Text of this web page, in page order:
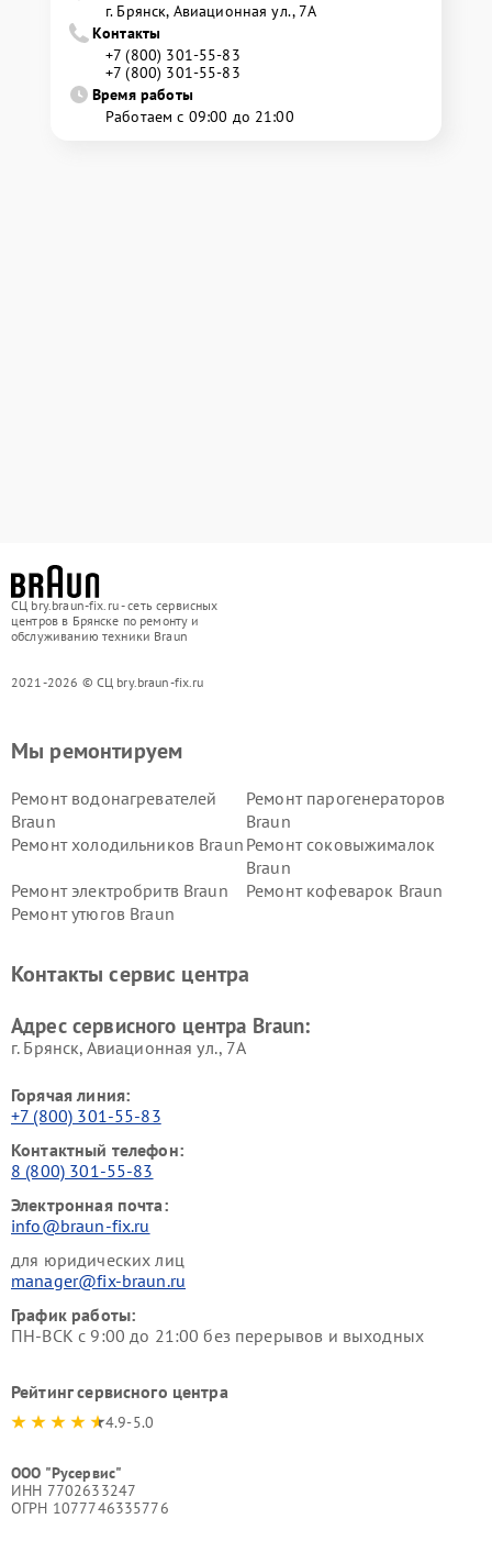
г. Брянск, Авиационная ул., 7А
Контакты
+7 (800) 301-55-83
+7 (800) 301-55-83
Время работы
Работаем с 09:00 до 21:00
СЦ bry.braun-fix.ru - сеть сервисных
центров в Брянске по ремонту и
обслуживанию техники Braun
2021-2026 © СЦ bry.braun-fix.ru
Мы ремонтируем
Ремонт водонагревателей
Braun
Ремонт парогенераторов
Braun
Ремонт холодильников Braun Ремонт соковыжималок
Braun
Ремонт электробритв Braun
Ремонт кофеварок Braun
Ремонт утюгов Braun
Контакты сервис центра
Адрес сервисного центра Braun:
г. Брянск, Авиационная ул., 7А
Горячая линия:
+7 (800) 301-55-83
Контактный телефон:
8 (800) 301-55-83
Электронная почта:
info@braun-fix.ru
для юридических лиц
manager@fix-braun.ru
График работы:
ПН-ВСК с 9:00 до 21:00 без перерывов и выходных
Рейтинг сервисного центра
4.9-5.0
ООО "Русервис"
ИНН 7702633247
ОГРН 1077746335776